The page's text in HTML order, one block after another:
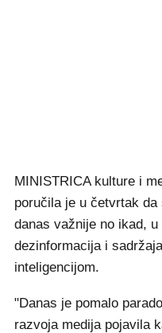
MINISTRICA kulture i
poručila je u četvrtak
danas važnije no ikad,
dezinformacija i
inteligencijom.
"Danas je pomalo
razvoja medija pojavila